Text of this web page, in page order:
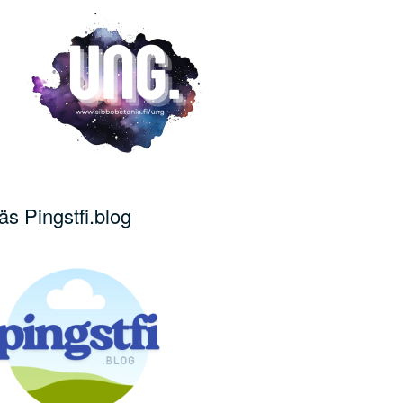
Pingstfi.blog